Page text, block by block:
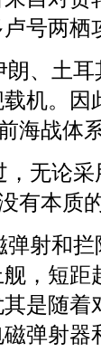
号两栖
土耳
机。因
海战体
论采
有本质
和拦
，短距
是随着
弹射器